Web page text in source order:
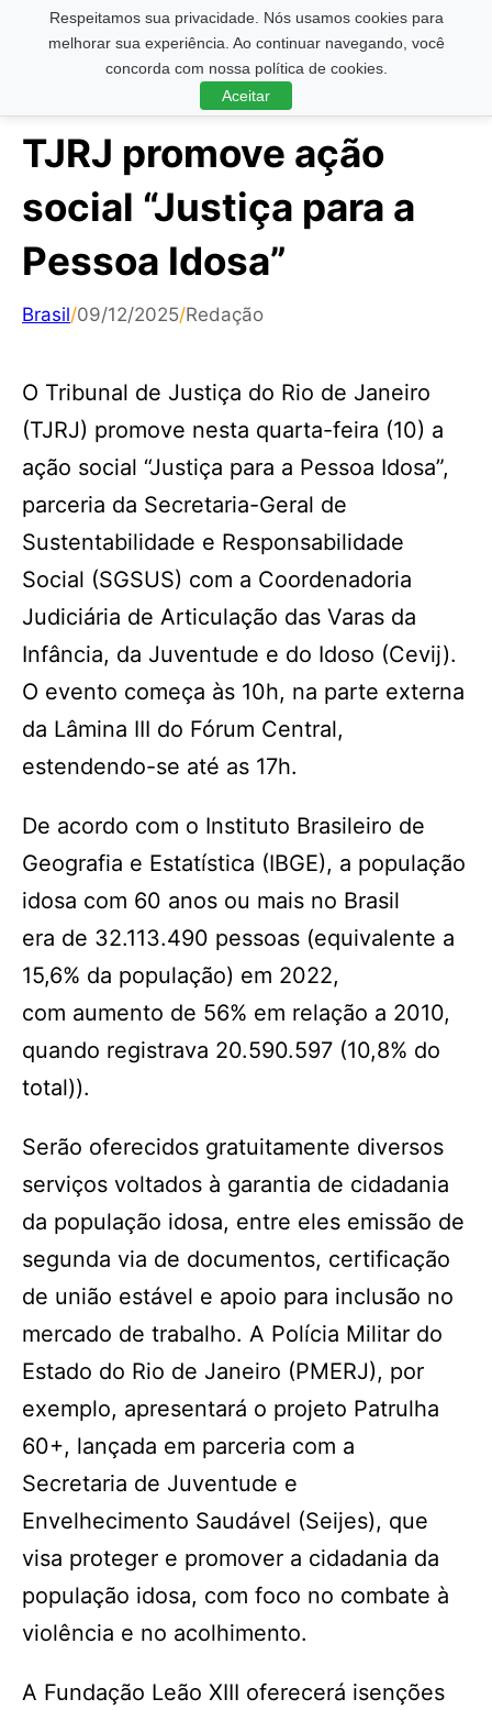
Respeitamos sua privacidade. Nós usamos cookies para
melhorar sua experiência. Ao continuar navegando, você
concorda com nossa política de cookies.
Aceitar
Pesquisar ...
TJRJ promove ação
social “Justiça para a
Pessoa Idosa”
Brasil/09/12/2025/Redação
O Tribunal de Justiça do Rio de Janeiro
(TJRJ) promove nesta quarta-feira (10) a
ação social “Justiça para a Pessoa Idosa”,
parceria da Secretaria-Geral de
Sustentabilidade e Responsabilidade
Social (SGSUS) com a Coordenadoria
Judiciária de Articulação das Varas da
Infância, da Juventude e do Idoso (Cevij).
O evento começa às 10h, na parte externa
da Lâmina III do Fórum Central,
estendendo-se até as 17h.
De acordo com o Instituto Brasileiro de
Geografia e Estatística (IBGE), a população
idosa com 60 anos ou mais no Brasil
era de 32.113.490 pessoas (equivalente a
15,6% da população) em 2022,
com aumento de 56% em relação a 2010,
quando registrava 20.590.597 (10,8% do
total)).
Serão oferecidos gratuitamente diversos
serviços voltados à garantia de cidadania
da população idosa, entre eles emissão de
segunda via de documentos, certificação
de união estável e apoio para inclusão no
mercado de trabalho. A Polícia Militar do
Estado do Rio de Janeiro (PMERJ), por
exemplo, apresentará o projeto Patrulha
60+, lançada em parceria com a
Secretaria de Juventude e
Envelhecimento Saudável (Seijes), que
visa proteger e promover a cidadania da
população idosa, com foco no combate à
violência e no acolhimento.
A Fundação Leão XIII oferecerá isenções